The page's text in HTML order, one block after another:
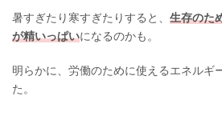
暑すぎたり寒すぎたりすると、 生存のた
が精いっぱいになるのかも。
明らかに、労働のために使えるエネルギ
た。